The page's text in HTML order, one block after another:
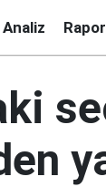
Analiz Rapor